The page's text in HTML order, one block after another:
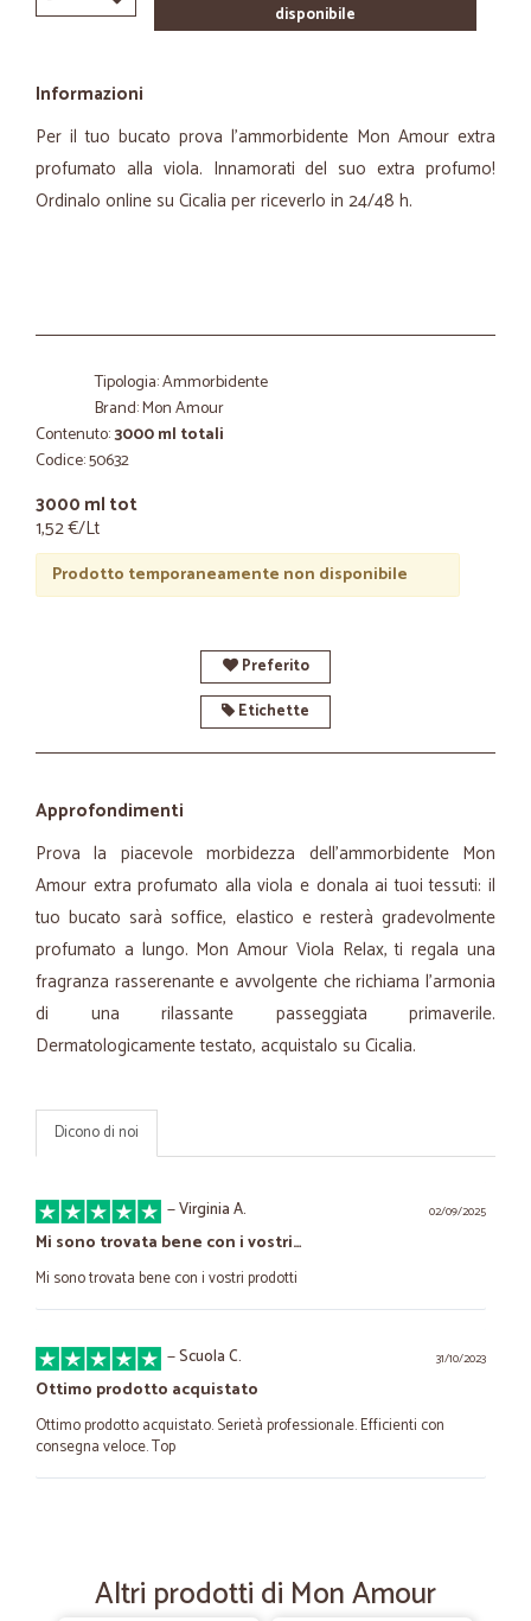
disponibile
Informazioni
Per il tuo bucato prova l'ammorbidente Mon Amour extra
profumato alla viola. Innamorati del suo extra profumo!
Ordinalo online su Cicalia per riceverlo in 24/48 h.
Tipologia: Ammorbidente
Brand: Mon Amour
Contenuto:3000 ml totali
Codice: 50632
3000 ml tot
1,52 €/Lt
Prodotto temporaneamente non disponibile
Preferito
Etichette
Approfondimenti
Prova la piacevole morbidezza dell’ammorbidente Mon
Amour extra profumato alla viola e donala ai tuoi tessuti: il
tuo bucato sarà soffice, elastico e resterà gradevolmente
profumato a lungo. Mon Amour Viola Relax, ti regala una
fragranza rasserenante e avvolgente che richiama l’armonia
di una rilassante passeggiata primaverile.
Dermatologicamente testato, acquistalo su Cicalia.
Dicono di noi
02/09/2025
—Virginia A.
Mi sono trovata bene con i vostri…
Mi sono trovata bene con i vostri prodotti
31/10/2023
—Scuola C.
Ottimo prodotto acquistato
Ottimo prodotto acquistato. Serietà professionale. Efficienti con
consegna veloce. Top
Puntuale e preciso. Buon packaging. Nessun problema.
Altri prodotti di Mon Amour